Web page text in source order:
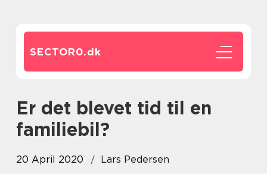
SECTOR0.dk
Er det blevet tid til en
familiebil?
20 April 2020
Lars Pedersen